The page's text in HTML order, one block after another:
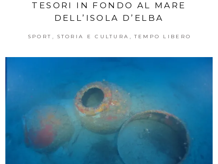
TESORI IN FONDO AL MARE
DELL’ISOLA D’ELBA
SPORT STORIA E CULTURA TEMPO LIBERO